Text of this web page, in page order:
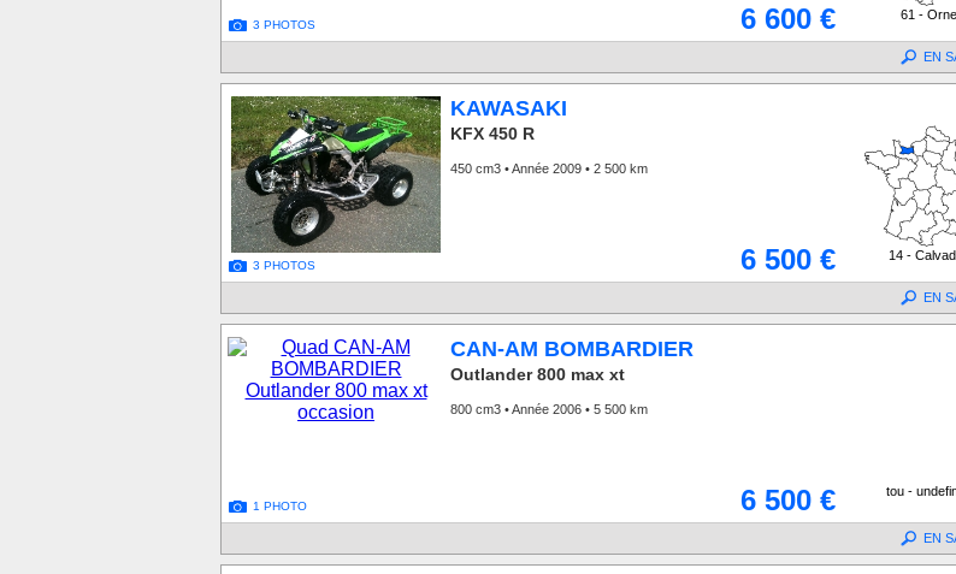
3 PHOTOS 6 600 € 61 - Orne
EN
3 PHOTOS
KAWASAKI
KFX 450 R
450 cm3 • Année 2009 • 2 500 km
6 500 € 14 -
EN
1 PHOTO
CAN-AM BOMBARDIER
Outlander 800 max xt
800 cm3 • Année 2006 • 5 500 km
6 500 € tou -
EN